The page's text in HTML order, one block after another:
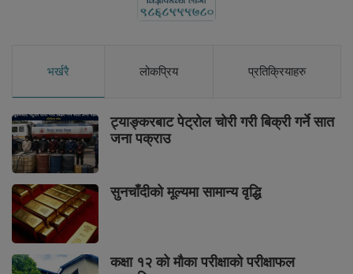
भर्खरै लोकप्रिय प्रतिक्रियाहरु
ट्याङ्करबाट पेट्रोल चोरी गरी बिक्री गर्ने सात
जना पक्राउ
सुनचाँदीको मूल्यमा सामान्य वृद्धि
कक्षा १२ को मौका परीक्षाको परीक्षाफल